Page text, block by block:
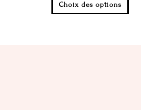
Choix des options